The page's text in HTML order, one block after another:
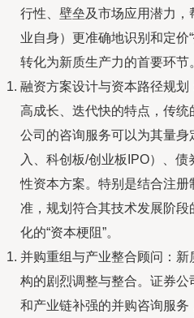
行性、壁垒及市场应用潜力
业自身）更准确地识别和定价
转化为新质生产力的首要环节
融资方案设计与资本路径规
高成长、迭代快的特点，传
公司的咨询服务可以为其量
入、科创板/创业板IPO）、
性资本方案。特别是结合注
准，规划符合其技术发展阶
化的“资本梗阻”。
并购重组与产业整合顾问：
构的剧烈调整与整合。证券
和产业链补强的并购咨询服